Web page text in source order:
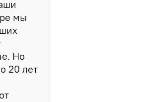
мы
Но
20 лет